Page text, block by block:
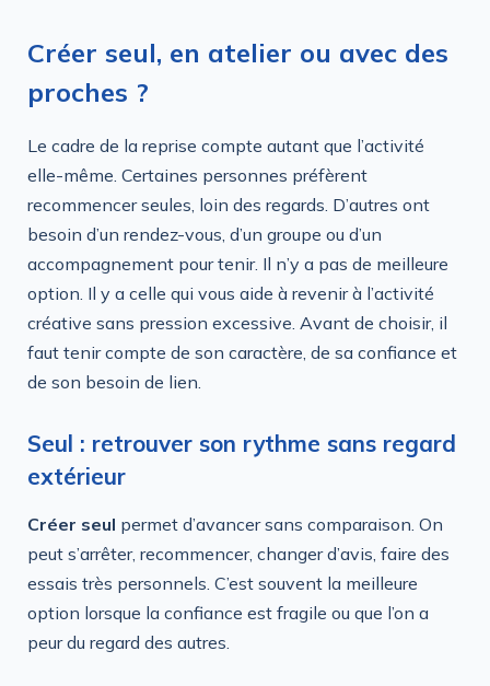
Créer seul, en atelier ou avec des
proches ?
Le cadre de la reprise compte autant que l’activité
elle-même. Certaines personnes préfèrent
recommencer seules, loin des regards. D’autres ont
besoin d’un rendez-vous, d’un groupe ou d’un
accompagnement pour tenir. Il n’y a pas de meilleure
option. Il y a celle qui vous aide à revenir à l’activité
créative sans pression excessive. Avant de choisir, il
faut tenir compte de son caractère, de sa confiance et
de son besoin de lien.
Seul : retrouver son rythme sans regard
extérieur
Créer seul permet d’avancer sans comparaison. On
peut s’arrêter, recommencer, changer d’avis, faire des
essais très personnels. C’est souvent la meilleure
option lorsque la confiance est fragile ou que l’on a
peur du regard des autres.